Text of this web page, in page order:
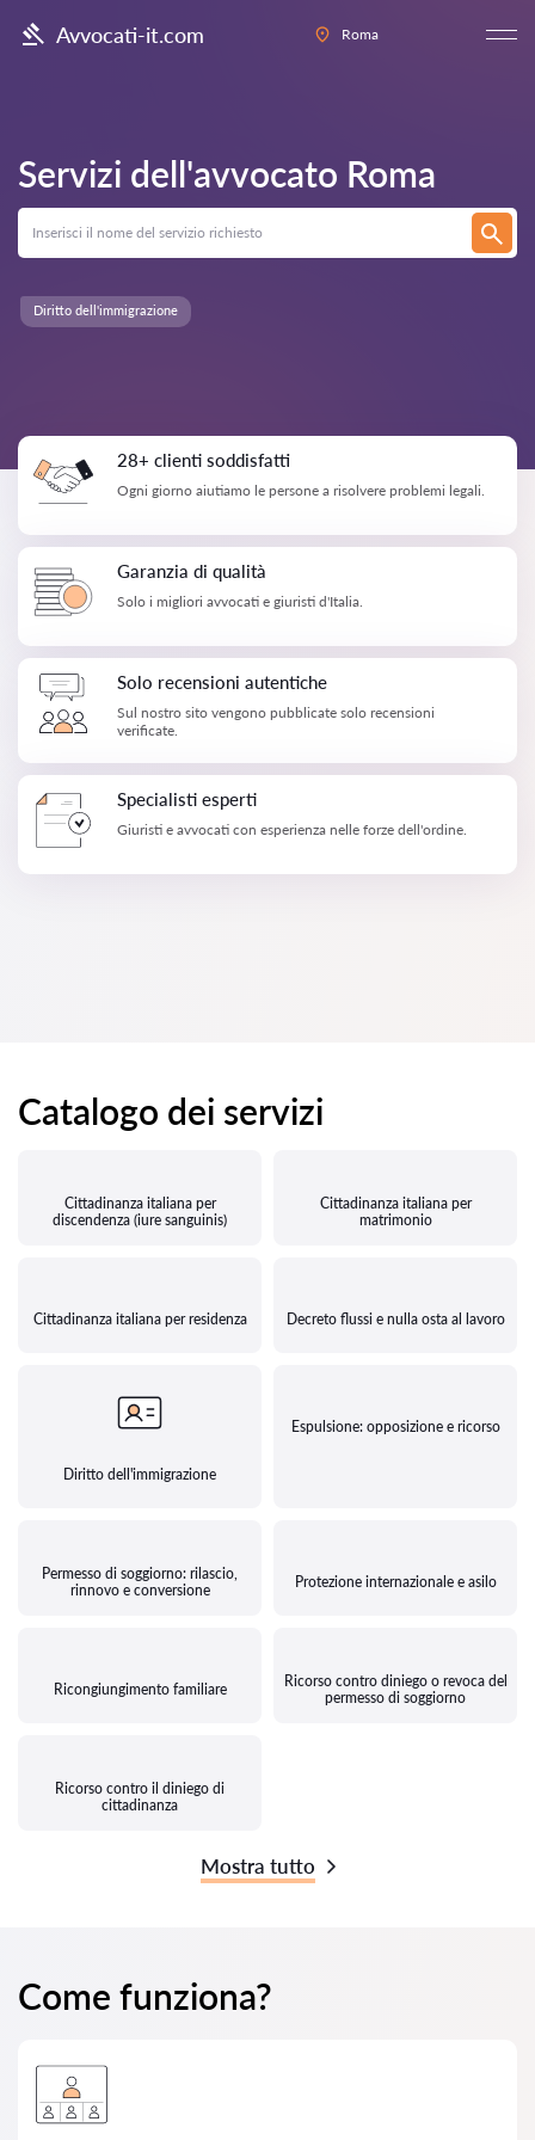
Avvocati-it.com Roma
Servizi dell'avvocato Roma
Diritto dell'immigrazione
28+ clienti soddisfatti
Ogni giorno aiutiamo le persone a risolvere problemi legali.
Garanzia di qualità
Solo i migliori avvocati e giuristi d'Italia.
Solo recensioni autentiche
Sul nostro sito vengono pubblicate solo recensioni
verificate.
Specialisti esperti
Giuristi e avvocati con esperienza nelle forze dell'ordine.
Catalogo dei servizi
Cittadinanza italiana per
discendenza (iure sanguinis)
Cittadinanza italiana per
matrimonio
Cittadinanza italiana per residenza Decreto flussi e nulla osta al lavoro
Diritto dell'immigrazione
Espulsione: opposizione e ricorso
Permesso di soggiorno: rilascio,
rinnovo e conversione
Protezione internazionale e asilo
Ricongiungimento familiare
Ricorso contro diniego o revoca del
permesso di soggiorno
Ricorso contro il diniego di
cittadinanza
Mostra tutto
Come funziona?